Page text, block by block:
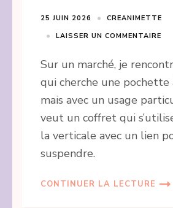
25 JUIN 2026
CREANIMETTE
LAISSER UN COMMENTAIRE
Sur un marché, je
qui cherche une pochette
mais avec un usage
veut un coffret qui
la verticale avec un lien
suspendre.
CONTINUER LA LECTURE